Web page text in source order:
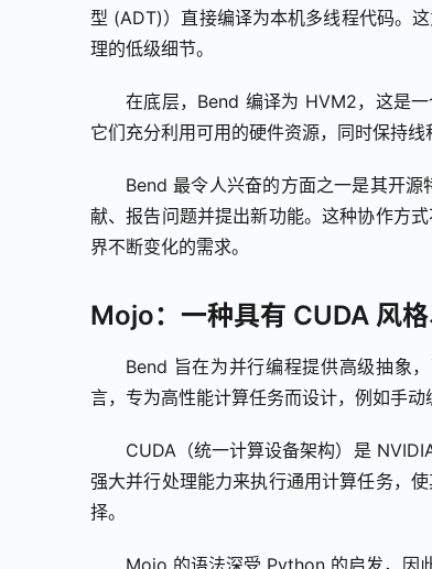
型 (ADT)）直接编译为本机多线程代码。
理的低级细节。
在底层，Bend 编译为 HVM2，这是
它们充分利用可用的硬件资源，同时保持线
Bend 最令人兴奋的方面之一是其开
献、报告问题并提出新功能。这种协作方
界不断变化的需求。
Mojo：一种具有 CUDA 风
Bend 旨在为并行编程提供高级抽象
言，专为高性能计算任务而设计，例如手动
CUDA（统一计算设备架构）是
强大并行处理能力来执行通用计算任务，
择。